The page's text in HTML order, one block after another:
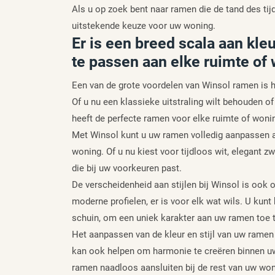
Als u op zoek bent naar ramen die de tand des
uitstekende keuze voor uw woning.
Er is een breed scala aan
te passen aan elke ruimte of
Een van de grote voordelen van Winsol ramen
Of u nu een klassieke uitstraling wilt behouden
heeft de perfecte ramen voor elke ruimte of
Met Winsol kunt u uw ramen volledig
woning. Of u nu kiest voor tijdloos wit, elegant
die bij uw voorkeuren past.
De verscheidenheid aan stijlen bij Winsol is
moderne profielen, er is voor elk wat wils. U
schuin, om een uniek karakter aan uw ramen toe
Het aanpassen van de kleur en stijl van uw
kan ook helpen om harmonie te creëren binnen
ramen naadloos aansluiten bij de rest van uw